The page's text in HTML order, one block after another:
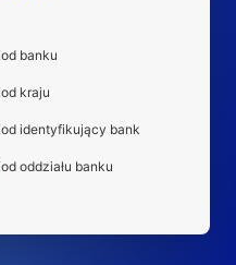
banku
kraju
identyfikujący bank
oddziału banku